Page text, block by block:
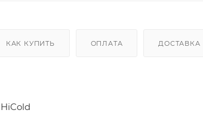
КАК КУПИТЬ ОПЛАТА ДОСТАВКА
HiCold